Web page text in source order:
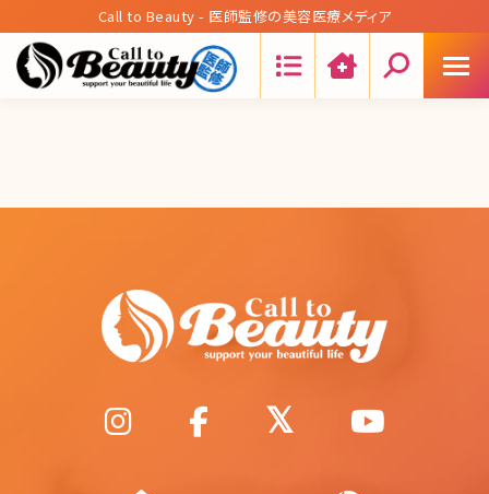
Call to Beauty - 医師監修の美容医療メディア